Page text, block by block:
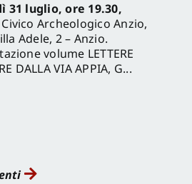
31 luglio, ore 19.30,
Archeologico Anzio,
Adele, 2 – Anzio.
volume LETTERE
DALLA VIA APPIA, G...